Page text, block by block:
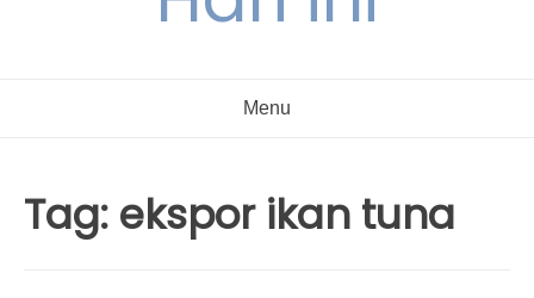
Menu
Tag: ekspor ikan tuna